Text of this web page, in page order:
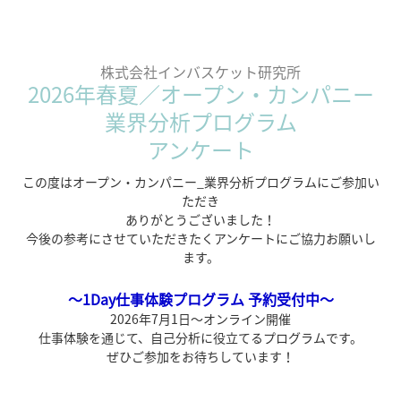
株式会社インバスケット研究所
2026年春夏／オープン・カンパニー
業界分析プログラム
アンケート
この度はオープン・カンパニー_業界分析プログラムにご参加い
ただき
ありがとうございました！
今後の参考にさせていただきたくアンケートにご協力お願いし
ます。
～1Day仕事体験プログラム 予約受付中～
2026年7月1日～オンライン開催
仕事体験を通じて、自己分析に役立てるプログラムです。
ぜひご参加をお待ちしています！